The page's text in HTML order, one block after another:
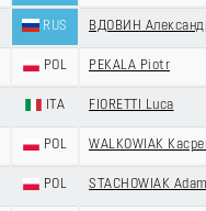
RUS ВДОВИН
POL PEKALA Piotr
ITA FIORETTI Luca
POL WALKOWIAK
POL STACHOWIAK Adam